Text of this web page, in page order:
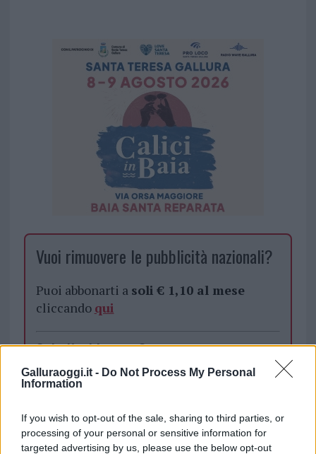
Galluraoggi.it - Do Not Process My Personal
Information
If you wish to opt-out of the sale, sharing to third parties, or
processing of your personal or sensitive information for
targeted advertising by us, please use the below opt-out
Vuoi rimuovere le pubblicità nazionali?
Puoi abbonarti a soli € 1,10 al mese
cliccando qui
Sei già abbonato?
Puoi effettuare l'accesso andando nella
cliccandoqui